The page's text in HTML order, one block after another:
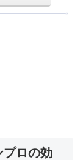
プロの効